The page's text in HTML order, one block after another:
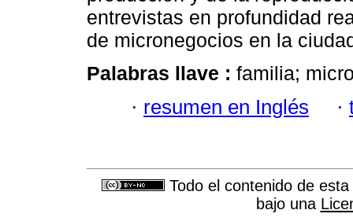
entrevistas en profundidad
de micronegocios en la
Palabras llave : familia;
· resumen en Inglés ·
Todo el contenido de
bajo una